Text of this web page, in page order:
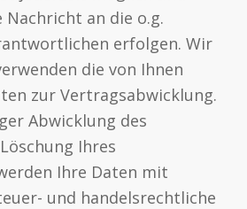
Nachricht an die o.g.
erfolgen. Wir
die von Ihnen
zur Vertragsabwicklung.
Abwicklung des
Ihres
Ihre Daten mit
und handelsrechtliche